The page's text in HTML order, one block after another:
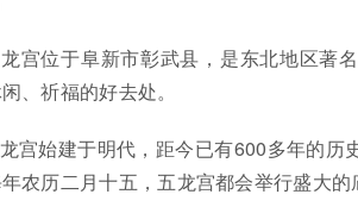
龙宫位于阜新市彰武县，是东北地区著
、祈福的好去处。
宫始建于明代，距今已有600多年的历
农历二月十五，五龙宫都会举行盛大的